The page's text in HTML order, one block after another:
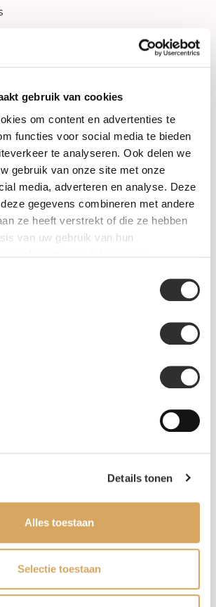
gebruik van cookies
om content en advertenties te
functies voor social media te bieden
te analyseren. Ook delen we
gebruik van onze site met onze
media, adverteren en analyse. Deze
gegevens combineren met andere
ze heeft verstrekt of die ze hebben
van uw gebruik van hun
Details tonen
Alles toestaan
Selectie toestaan